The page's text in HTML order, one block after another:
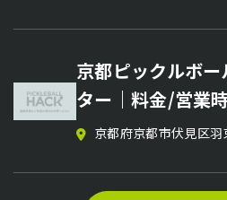
京都ピックルボ
ター｜料金/営業
京都府京都市伏見区
茨城県東茨城郡
日程・会場・参加
ピックルボールサ
サークル】のメンバ